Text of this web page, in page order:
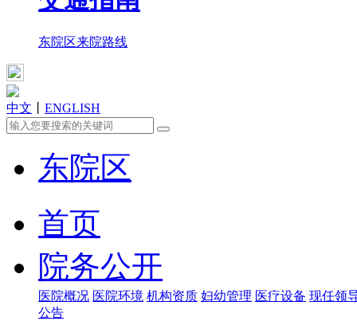
东院区来院路线
中文 ENGLISH
东院区
首页
院务公开
医院概况 医院环境 机构资质 妇幼管理 医疗设备 现任领
公告